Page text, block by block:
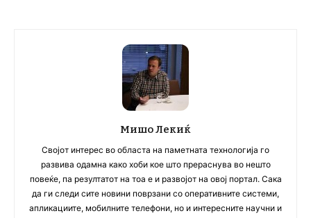
Мишо Лекиќ
Својот интерес во областа на паметната технологија го
развива одамна како хоби кое што прераснува во нешто
повеќе, па резултатот на тоа е и развојот на овој портал. Сака
да ги следи сите новини поврзани со оперативните системи,
апликациите, мобилните телефони, но и интересните научни и